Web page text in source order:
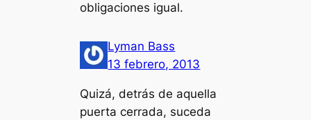
obligaciones igual.
Lyman Bass
13 febrero, 2013
Quizá, detrás de aquella
puerta cerrada, suceda